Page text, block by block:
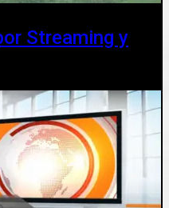
Streaming y